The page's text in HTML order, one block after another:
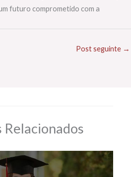
futuro comprometido com a
Post seguinte →